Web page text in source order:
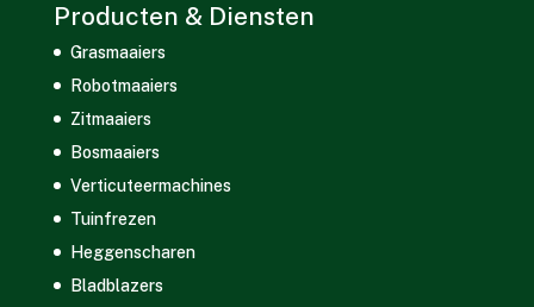
Producten & Diensten
Grasmaaiers
Robotmaaiers
Zitmaaiers
Bosmaaiers
Verticuteermachines
Tuinfrezen
Heggenscharen
Bladblazers